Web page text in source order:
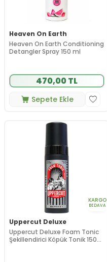
Heaven On Earth
Heaven On Earth Conditioning
Detangler Spray 150 ml
470,00 TL
Sepete Ekle
KARGO
BEDAVA
Uppercut Deluxe
Uppercut Deluxe Foam Tonic
Şekillendirici Köpük Tonik 150